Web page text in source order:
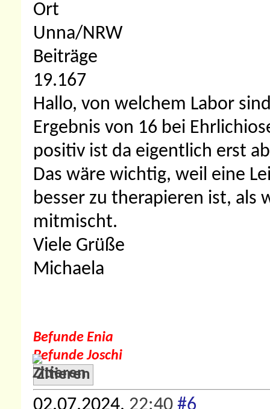
Ort
Unna/NRW
Beiträge
19.167
Hallo, von welchem Labor
Ergebnis von 16 bei
positiv ist da eigentlich erst
Das wäre wichtig, weil eine
besser zu therapieren ist, als
mitmischt.
Viele Grüße
Michaela
Befunde Enia
Befunde Joschi
Zitieren